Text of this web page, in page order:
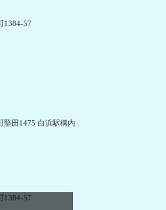
1384-57
田1475 白浜駅構内
1384-57